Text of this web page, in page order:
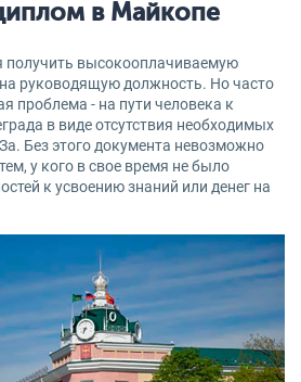
в Майкопе
получить высокооплачиваемую
на руководящую должность. Но часто
проблема - на пути человека к
в виде отсутствия необходимых
Без этого документа невозможно
у кого в свое время не было
к усвоению знаний или денег на